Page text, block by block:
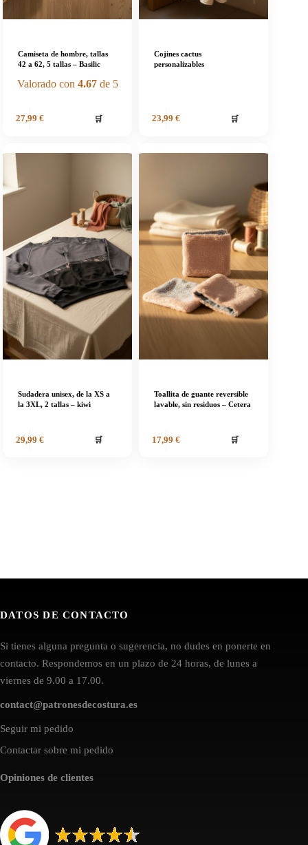
Camiseta de hombre, tallas
42 a 62, 5 tallas – Basilic
Valorado con 4.67de 5
27,99 € 🛒
Cojines cactus
personalizables
23,99 € 🛒
Sudadera unisex, de la XS a
la 3XL, 2 tallas – kiwi
29,99 € 🛒
Toallita de guante reversible
lavable, sin residuos – Cetera
17,99 € 🛒
DATOS DE CONTACTO
Si tienes alguna pregunta o sugerencia, no dudes en ponerte en
contacto. Respondemos en un plazo de 24 horas, de lunes a
viernes de 9.00 a 17.00.
contact@patronesdecostura.es
Seguir mi pedido
Contactar sobre mi pedido
Opiniones de clientes